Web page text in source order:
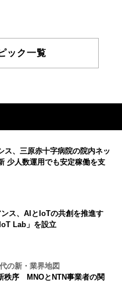
ック一覧
ス、三原赤十字病院の院内ネッ
少人数運用でも安定稼働を支
ス、AIとIoTの共創を推進す
Lab」を設立
の新・業界地図
秩序 MNOとNTN事業者の関